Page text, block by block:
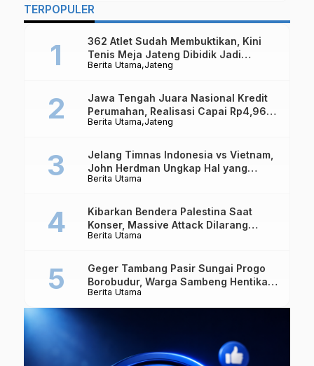
TERPOPULER
Berita Utama Jateng
362 Atlet Sudah Membuktikan, Kini
Tenis Meja Jateng Dibidik Jadi
Kekuatan Nasional
Berita Utama Jateng
Jawa Tengah Juara Nasional Kredit
Perumahan, Realisasi Capai Rp4,96
Triliun
Berita Utama
Jelang Timnas Indonesia vs Vietnam,
John Herdman Ungkap Hal yang
Dipertaruhkan
Berita Utama
Kibarkan Bendera Palestina Saat
Konser, Massive Attack Dilarang
Masuk Singapura Lagi
Berita Utama
Geger Tambang Pasir Sungai Progo
Borobudur, Warga Sambeng Hentikan
Alat Berat dan Usir Truk